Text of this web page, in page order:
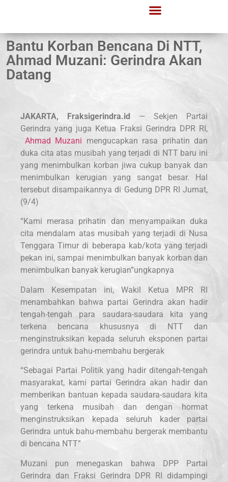
Bantu Korban Bencana Di NTT,
Ahmad Muzani: Gerindra Akan
Datang
JAKARTA, Fraksigerindra.id — Sekjen Partai
Gerindra yang juga Ketua Fraksi Gerindra DPR RI,
Ahmad Muzani mengucapkan rasa prihatin dan
duka cita atas musibah yang terjadi di NTT baru ini
yang menimbulkan korban jiwa cukup banyak dan
menimbulkan kerugian yang sangat besar. Hal
tersebut disampaikannya di Gedung DPR RI Jumat,
(9/4)
“Kami merasa prihatin dan menyampaikan duka
cita mendalam atas musibah yang terjadi di Nusa
Tenggara Timur di beberapa kab/kota yang terjadi
pekan ini, sampai menimbulkan banyak korban dan
menimbulkan banyak kerugian”ungkapnya
Dalam Kesempatan ini, Wakil Ketua MPR RI
menambahkan bahwa partai Gerindra akan hadir
tengah-tengah para saudara-saudara kita yang
terkena bencana khususnya di NTT dan
menginstruksikan kepada seluruh eksponen partai
gerindra untuk bahu-membahu bergerak
“Sebagai Partai Politik yang hadir ditengah-tengah
masyarakat, kami partai Gerindra akan hadir dan
memberikan bantuan kepada saudara-saudara kita
yang terkena musibah dan dengan hormat
menginstruksikan kepada seluruh kader partai
Gerindra untuk bahu-membahu bergerak membantu
di bencana NTT”
Muzani pun menegaskan bahwa DPP Partai
Gerindra dan Fraksi Gerindra DPR RI didampingi